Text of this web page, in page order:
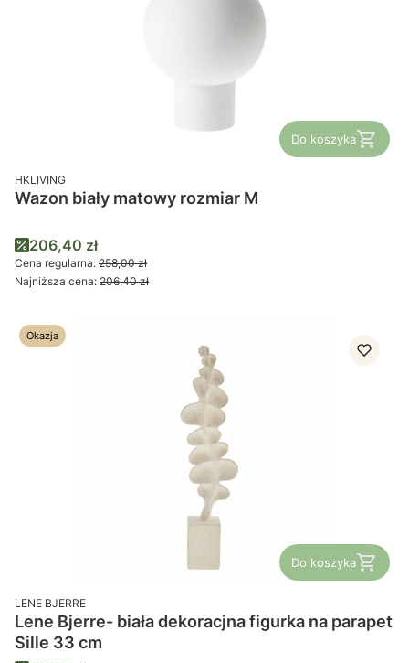
Do koszyka
PRODUCENT
HKLIVING
Wazon biały matowy rozmiar M
Cena promocyjna
206,40 zł
Cena regularna: 258,00 zł
Najniższa cena: 206,40 zł
Okazja
Do koszyka
PRODUCENT
LENE BJERRE
Lene Bjerre- biała dekoracjna figurka na parapet
Sille 33 cm